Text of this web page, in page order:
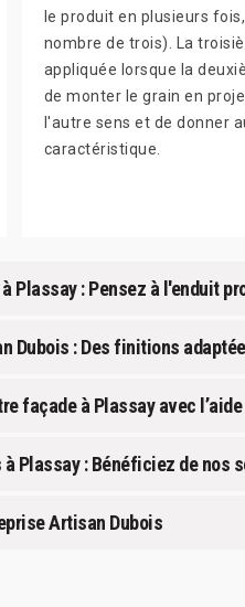
le produit en plusieurs
nombre de trois). La
appliquée lorsque la
de monter le grain en
l'autre sens et de donner
caractéristique.
Plassay : Pensez à l'enduit
Dubois : Des finitions
façade à Plassay avec
Plassay : Bénéficiez de nos
Artisan Dubois